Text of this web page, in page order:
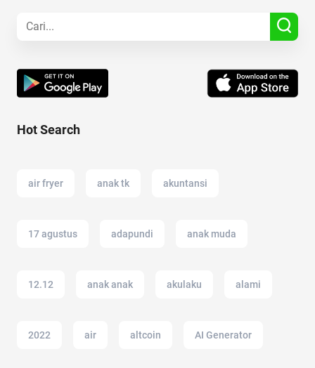
Hot Search
air fryer anak tk akuntansi
17 agustus adapundi anak muda
12.12 anak anak akulaku alami
2022 air altcoin AI Generator